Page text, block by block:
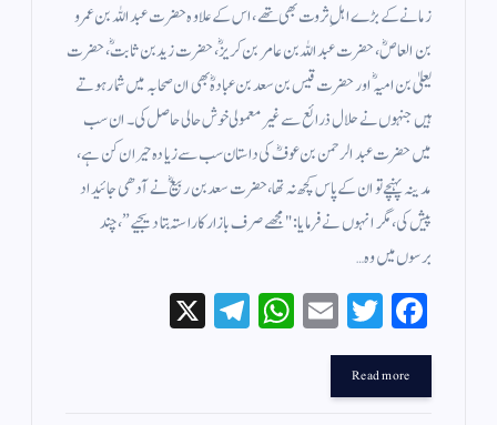
زمانے کے بڑے اہلِ ثروت بھی تھے، اس کے علاوہ حضرت عبداللہ بن عمرو
بن العاصؓ، حضرت عبداللہ بن عامر بن کریزؓ، حضرت زید بن ثابتؓ، حضرت
یعلیٰ بن امیہؓ اور حضرت قیس بن سعد بن عبادہؓ بھی ان صحابہ میں شمار ہوتے
ہیں جنہوں نے حلال ذرائع سے غیر معمولی خوش حالی حاصل کی۔ ان سب
میں حضرت عبدالرحمن بن عوفؓ کی داستان سب سے زیادہ حیران کن ہے،
مدینہ پہنچے تو ان کے پاس کچھ نہ تھا، حضرت سعد بن ربیعؓ نے آدھی جائیداد
پیش کی، مگر انہوں نے فرمایا: "مجھے صرف بازار کا راستہ بتا دیجیے”، چند
برسوں میں وہ…
Fa
ce
bo
T
wi
E
m
W
ha
Te
le
Read more